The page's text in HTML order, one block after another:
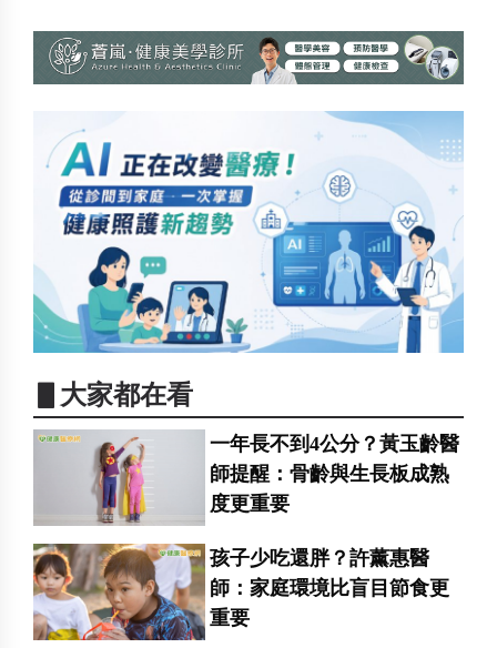
▋大家都在看
一年長不到4公分？黃玉齡醫
師提醒：骨齡與生長板成熟
度更重要
孩子少吃還胖？許薰惠醫
師：家庭環境比盲目節食更
重要